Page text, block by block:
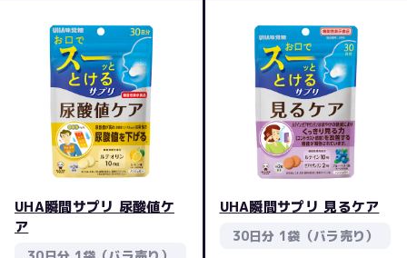
UHA瞬間サプリ 尿酸値ケ
ア
UHA瞬間サプリ 見るケア
30日分 1袋（バラ売り）